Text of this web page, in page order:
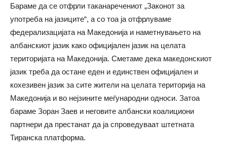
Бараме да се отфрли таканаречениот „Законот за
употреба на јазиците“, а со тоа ја отфрлуваме
федерализацијата на Македонија и наметнувањето на
албанскиот јазик како официјален јазик на целата
територијата на Македонија. Сметаме дека македонскиот
јазик треба да остане еден и единствен официјален и
кохезивен јазик за сите жители на целата територија на
Македонија и во нејзините меѓународни односи. Затоа
бараме Зоран Заев и неговите албански коалициони
партнери да престанат да ја спроведуваат штетната
Тиранска платформа.